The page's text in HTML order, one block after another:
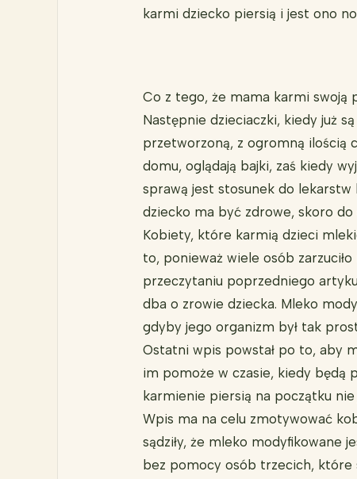
karmi dziecko piersią i jest ono
Co z tego, że mama karmi swoją
Następnie dzieciaczki, kiedy już
przetworzoną, z ogromną ilością
domu, oglądają bajki, zaś kiedy
sprawą jest stosunek do
dziecko ma być zdrowe, skoro
Kobiety, które karmią dzieci
to, ponieważ wiele osób
przeczytaniu poprzedniego
dba o zrowie dziecka. Mleko
gdyby jego organizm był tak
Ostatni wpis powstał po to, aby
im pomoże w czasie, kiedy będą
karmienie piersią na początku nie
Wpis ma na celu zmotywować
sądziły, że mleko modyfikowane
bez pomocy osób trzecich, które